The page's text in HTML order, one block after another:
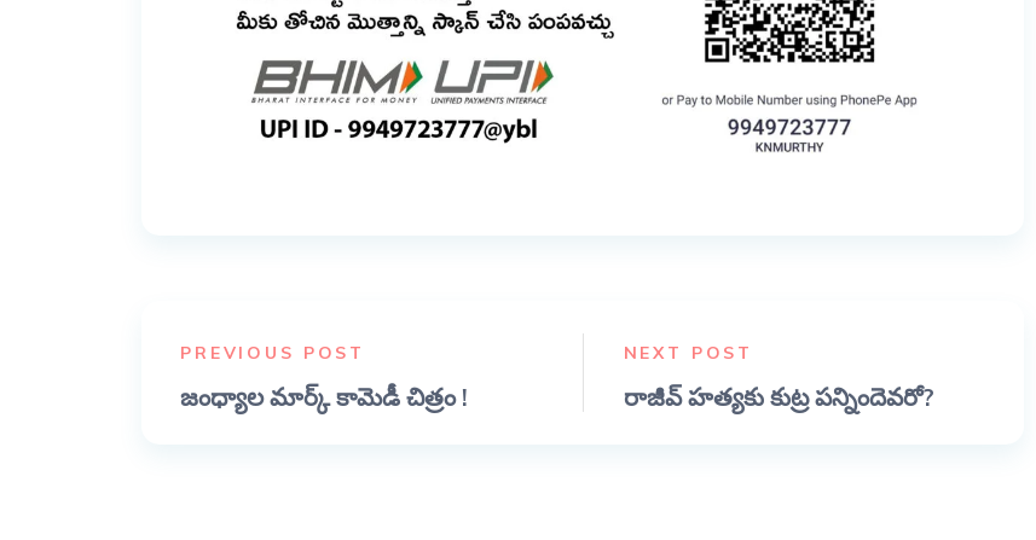
PREVIOUS POST
జంధ్యాల మార్క్ కామెడీ చిత్రం !
NEXT POST
రాజీవ్ హత్యకు కుట్ర పన్నిందెవరో?